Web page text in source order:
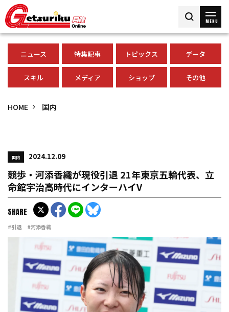
MENU
ニュース 特集記事 トピックス データ
スキル メディア ショップ その他
HOME 国内
国内 2024.12.09
競歩・河添香織が現役引退 21年東京五輪代表、立
命館宇治高時代にインターハイV
#引退 #河添香織
SHARE